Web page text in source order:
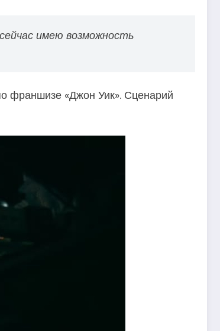
имею возможность
франшизе «Джон Уик». Сценарий